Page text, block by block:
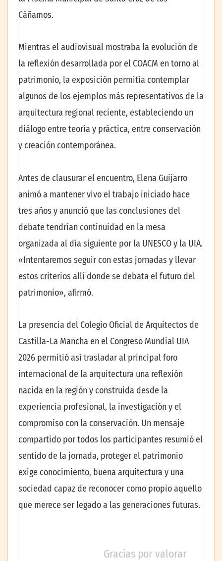
Cáñamos.
Mientras el audiovisual mostraba la evolución de
la reflexión desarrollada por el COACM en torno al
patrimonio, la exposición permitía contemplar
algunos de los ejemplos más representativos de la
arquitectura regional reciente, estableciendo un
diálogo entre teoría y práctica, entre conservación
y creación contemporánea.
Antes de clausurar el encuentro, Elena Guijarro
animó a mantener vivo el trabajo iniciado hace
tres años y anunció que las conclusiones del
debate tendrían continuidad en la mesa
organizada al día siguiente por la UNESCO y la UIA.
«Intentaremos seguir con estas jornadas y llevar
estos criterios allí donde se debata el futuro del
patrimonio», afirmó.
La presencia del Colegio Oficial de Arquitectos de
Castilla-La Mancha en el Congreso Mundial UIA
2026 permitió así trasladar al principal foro
internacional de la arquitectura una reflexión
nacida en la región y construida desde la
experiencia profesional, la investigación y el
compromiso con la conservación. Un mensaje
compartido por todos los participantes resumió el
sentido de la jornada, proteger el patrimonio
exige conocimiento, buena arquitectura y una
sociedad capaz de reconocer como propio aquello
que merece ser legado a las generaciones futuras.
Gracias por valorar